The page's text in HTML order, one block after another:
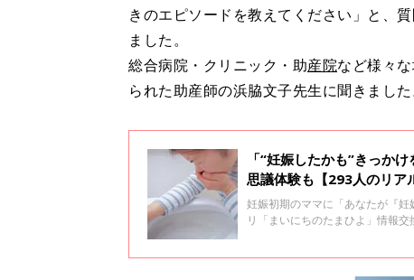
きのエピソードを教えてください」と、
ました。
総合病院・クリニック・助産院など様々
られた助産師の浜脇文子先生に聞きました
「“妊娠したかも”きっか
思議体験も【293人のリア
妊娠初期のママに「あなたが『
リ「まいにちのたまひよ」情報